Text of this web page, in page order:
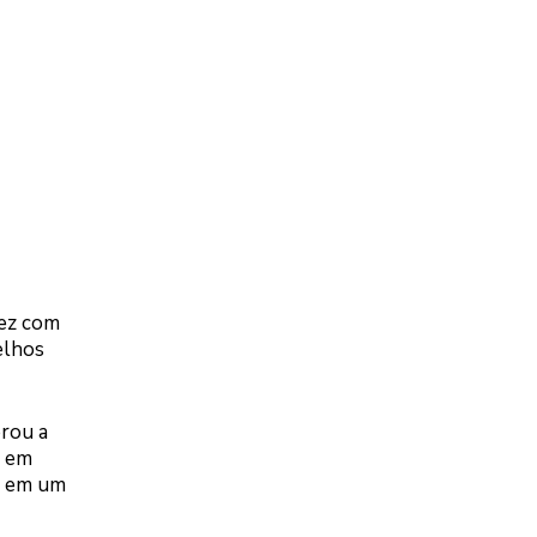
com
a
um